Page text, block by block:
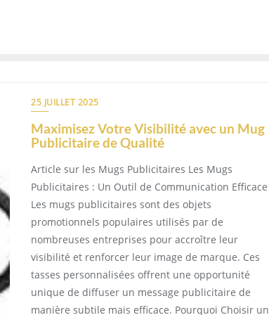
25 JUILLET 2025
Maximisez Votre Visibilité avec un Mug
Publicitaire de Qualité
Article sur les Mugs Publicitaires Les Mugs
Publicitaires : Un Outil de Communication Efficace
Les mugs publicitaires sont des objets
promotionnels populaires utilisés par de
nombreuses entreprises pour accroître leur
visibilité et renforcer leur image de marque. Ces
tasses personnalisées offrent une opportunité
unique de diffuser un message publicitaire de
manière subtile mais efficace. Pourquoi Choisir un